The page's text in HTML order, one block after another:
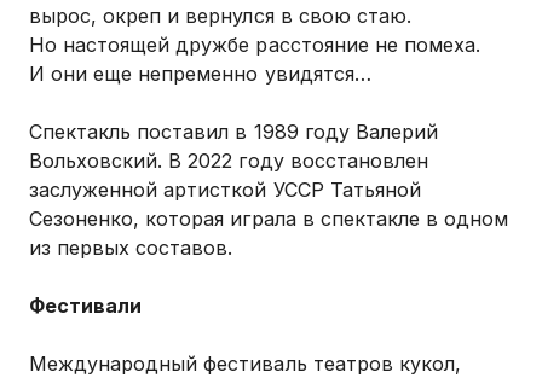
вырос, окреп и вернулся в свою стаю.
Но настоящей дружбе расстояние не помеха.
И они еще непременно увидятся…
Спектакль поставил в 1989 году Валерий
Вольховский. В 2022 году восстановлен
заслуженной артисткой УССР Татьяной
Сезоненко, которая играла в спектакле в одном
из первых составов.
Фестивали
Международный фестиваль театров кукол,